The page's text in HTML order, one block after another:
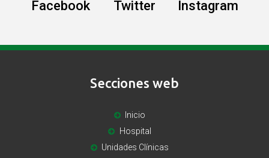
Facebook
Twitter
Instagram
Secciones web
Inicio
Hospital
Unidades Clínicas